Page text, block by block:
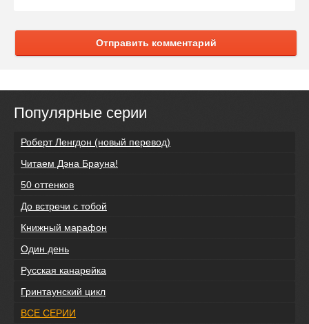
Отправить комментарий
Популярные серии
Роберт Ленгдон (новый перевод)
Читаем Дэна Брауна!
50 оттенков
До встречи с тобой
Книжный марафон
Один день
Русская канарейка
Гринтаунский цикл
ВСЕ СЕРИИ